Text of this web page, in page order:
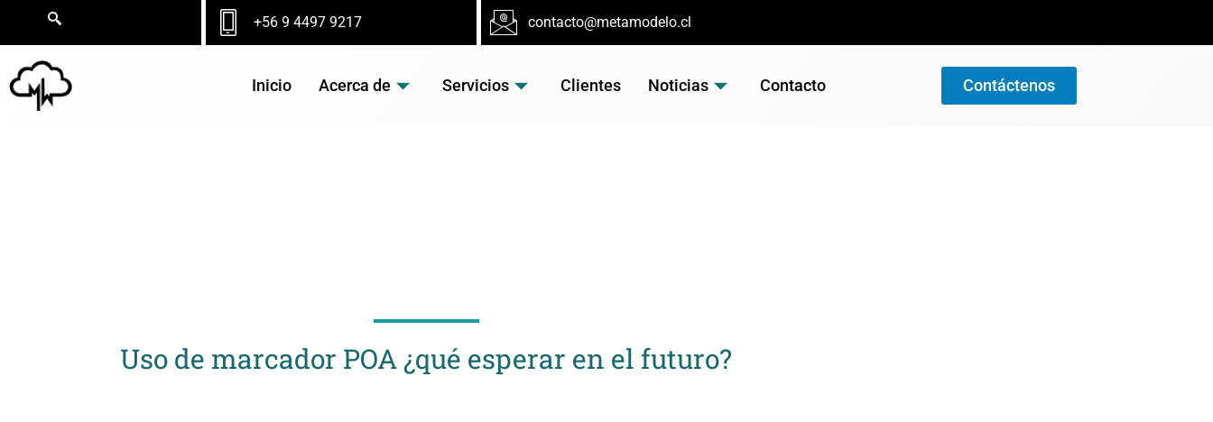
+56 9 4497 9217 contacto@metamodelo.cl
Inicio Acerca de Servicios Clientes Noticias Contacto Contáctenos
Uso de marcador POA ¿qué esperar en el futuro?